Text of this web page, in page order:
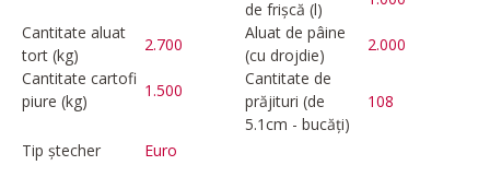
de frișcă (l)
Cantitate aluat
tort (kg)
2.700
Aluat de pâine
(cu drojdie)
2.000
Cantitate cartofi
piure (kg)
1.500
Cantitate de
prăjituri (de
5.1cm - bucăți)
108
Tip ștecher Euro